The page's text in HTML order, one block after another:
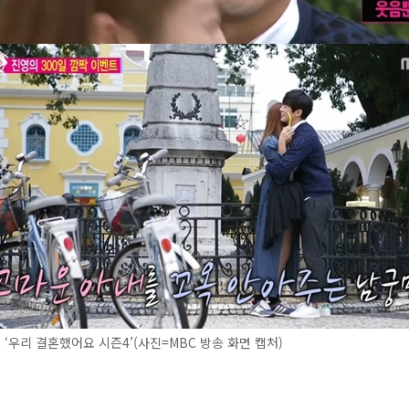
리 결혼했어요 시즌4’(사진=MBC 방송 화면 캡처)